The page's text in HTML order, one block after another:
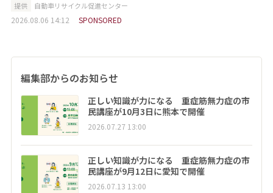
提供 自動車リサイクル促進センター
2026.08.06 14:12 SPONSORED
編集部からのお知らせ
正しい知識が力になる 重症筋無力症の市
民講座が10月3日に熊本で開催
2026.07.27 13:00
正しい知識が力になる 重症筋無力症の市
民講座が9月12日に愛知で開催
2026.07.13 13:00